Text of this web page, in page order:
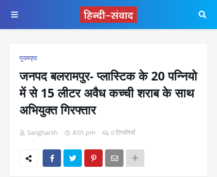
मुख्यपृष्ठ
जनपद बलरामपुर- प्लास्टिक के 20 पन्नियो
में से 15 लीटर अवैध कच्ची शराब के साथ
अभियुक्त गिरफ्तार
Sangharsh 8:01 pm 0 टिप्पणियाँ